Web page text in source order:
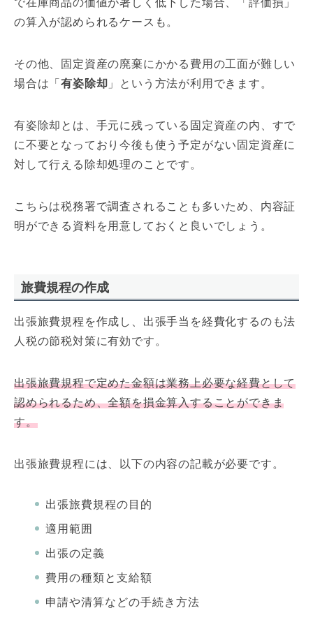
で在庫商品の価値が著しく低下した場合、「評価損」
の算入が認められるケースも。
その他、固定資産の廃棄にかかる費用の工面が難しい
場合は「有姿除却 」という方法が利用できます。
有姿除却とは、手元に残っている固定資産の内、すで
に不要となっており今後も使う予定がない固定資産に
対して行える除却処理のことです。
こちらは税務署で調査されることも多いため、内容証
明ができる資料を用意しておくと良いでしょう。
旅費規程の作成
出張旅費規程を作成し、出張手当を経費化するのも法
人税の節税対策に有効です。
出張旅費規程で定めた金額は業務上必要な経費として
認められるため、全額を損金算入することができま
す。
出張旅費規程には、以下の内容の記載が必要です。
出張旅費規程の目的
適用範囲
出張の定義
費用の種類と支給額
申請や清算などの手続き方法